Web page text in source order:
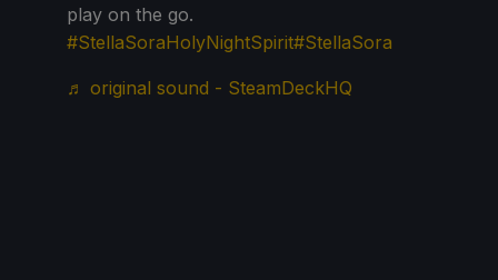
play on the go.
#StellaSoraHolyNightSpirit#StellaSora
♬ original sound - SteamDeckHQ